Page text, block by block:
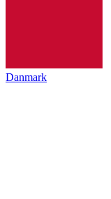
Danmark